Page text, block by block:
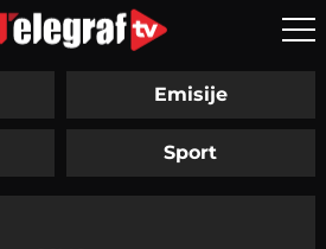
Emisije
Sport